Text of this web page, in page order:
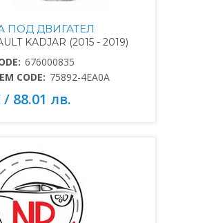
ПОД ДВИГАТЕЛ
KADJAR (2015 - 2019)
676000835
CODE: 75892-4EA0A
/ 88.01 лв.